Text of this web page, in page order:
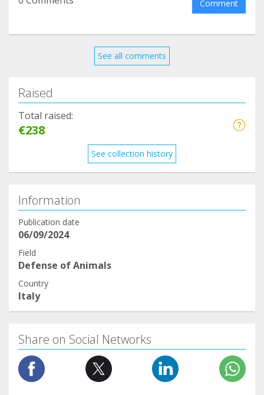
Comment
See all comments
Raised
Total raised:
€238
See collection history
Information
Publication date
06/09/2024
Field
Defense of Animals
Country
Italy
Share on Social Networks